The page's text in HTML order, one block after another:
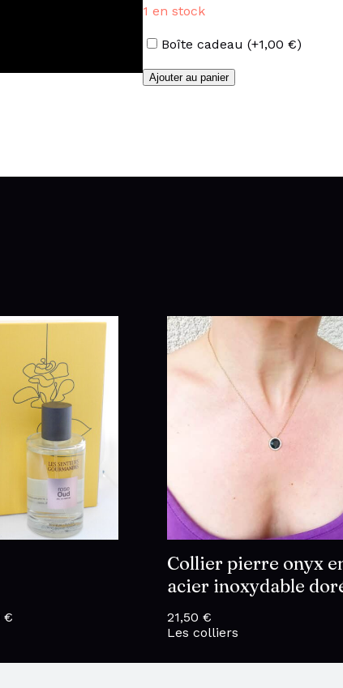
1 en stock
Options
Boîte cadeau (+1,00 €)
quantité
Ajouter au panier
€
20,00 €
Collier pierre onyx
acier inoxydable
21,50 €
Les colliers